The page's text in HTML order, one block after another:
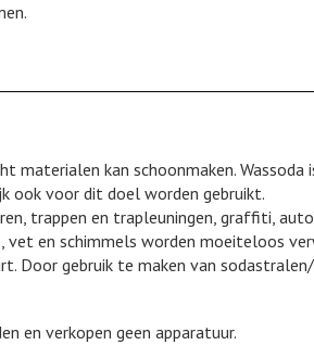
kan schoonmaken. Wassoda
ook voor dit doel worden gebruikt.
trappen en trapleuningen, graffiti,
vet en schimmels worden moeiteloos
Door gebruik te maken van
en verkopen geen apparatuur.